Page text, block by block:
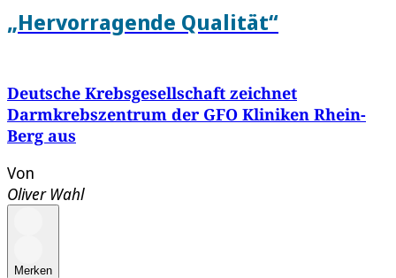
„Hervorragende Qualität“
Deutsche Krebsgesellschaft zeichnet
Darmkrebszentrum der GFO Kliniken Rhein-
Berg aus
Von
Oliver Wahl
Merken